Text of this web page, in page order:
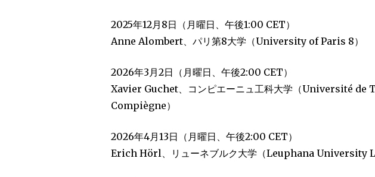
2025年12月8日（月曜日、午後1:00 CET）
Anne Alombert、パリ第8大学（University of Paris 8）
2026年3月2日（月曜日、午後2:00 CET）
Xavier Guchet、コンピエーニュ工科大学（Université de
Compiègne）
2026年4月13日（月曜日、午後2:00 CET）
Erich Hörl、リューネブルク大学（Leuphana University